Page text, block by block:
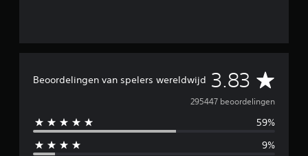
Beoordelingen van spelers wereldwijd 3.83 G
e
m
295447 beoordelingen
59%
9%